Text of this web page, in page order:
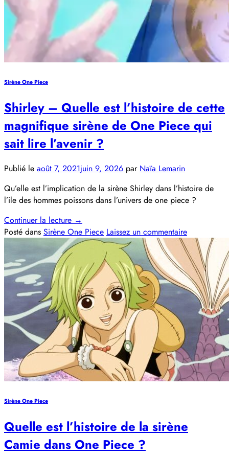
Sirène One Piece
Shirley – Quelle est l’histoire de cette
magnifique sirène de One Piece qui
sait lire l’avenir ?
Publié le août 7, 2021juin 9, 2026 par Naïa Lemarin
Qu’elle est l’implication de la sirène Shirley dans l’histoire de
l’ile des hommes poissons dans l’univers de one piece ?
Continuer la lecture →
Posté dans Sirène One Piece Laissez un commentaire
Sirène One Piece
Quelle est l’histoire de la sirène
Camie dans One Piece ?